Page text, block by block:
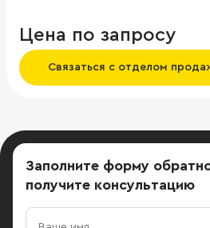
Цена по запросу
Связаться с отделом
Заполните форму
получите консультацию